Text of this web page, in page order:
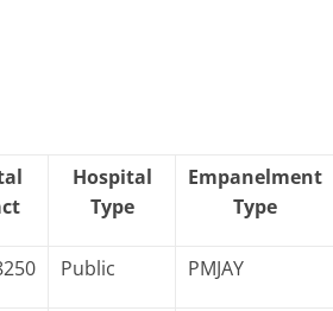
Hospital
Type
Empanelment
Type
Public PMJAY